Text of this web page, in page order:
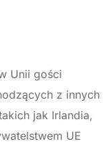
Unii gości
z innych
jak Irlandia,
UE